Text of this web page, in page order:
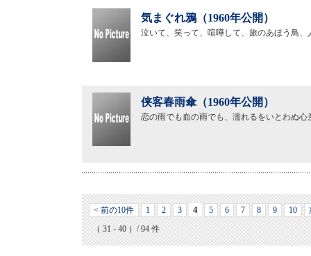
気まぐれ鴉（1960年公開）
泣いて、笑って、喧嘩して、旅のあほう鳥
侠客春雨傘（1960年公開）
恋の雨でも血の雨でも、濡れるをいとわぬ
< 前の10件 1 2 3 4 5 6 7 8 9 10
（ 31 - 40 ）/ 94 件